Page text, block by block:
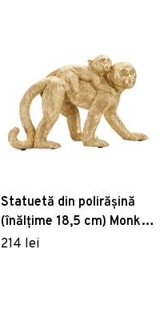
Statuetă din polirășină
(înălțime 18,5 cm) Monkey
Mom – Mauro Ferretti
214 lei